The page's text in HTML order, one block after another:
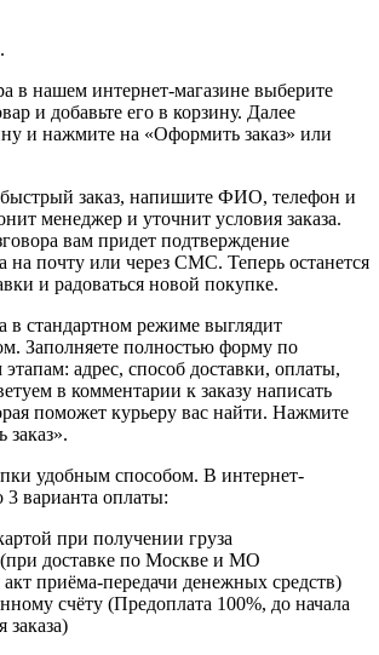
в нашем интернет-магазине выберите
и добавьте его в корзину. Далее
и нажмите на «Оформить заказ» или
быстрый заказ, напишите ФИО, телефон и
менеджер и уточнит условия заказа.
вам придет подтверждение
на почту или через СМС. Теперь останется
и радоваться новой покупке.
в стандартном режиме выглядит
Заполняете полностью форму по
адрес, способ доставки, оплаты,
в комментарии к заказу написать
поможет курьеру вас найти. Нажмите
удобным способом. В интернет-
3 варианта оплаты:
при получении груза
доставке по Москве и МО
акт приёма-передачи денежных средств)
счёту (Предоплата 100%, до начала
заказа)